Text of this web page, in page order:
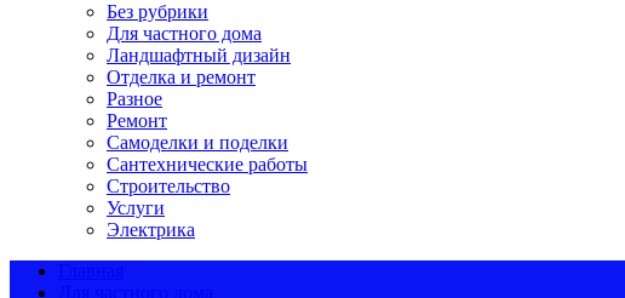
Без рубрики
Для частного дома
Ландшафтный дизайн
Отделка и ремонт
Разное
Ремонт
Самоделки и поделки
Сантехнические работы
Строительство
Услуги
Электрика